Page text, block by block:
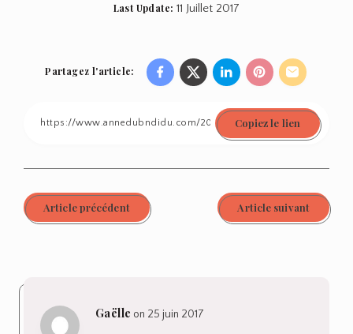
Last Update: 11 Juillet 2017
Partagez l'article: Share
Facebook
Share
Twitter
Share
Linkedin
Share
Pinterest
Share
Email
Copiez le lien
Article précédent Article suivant
Gaëlle on 25 juin 2017